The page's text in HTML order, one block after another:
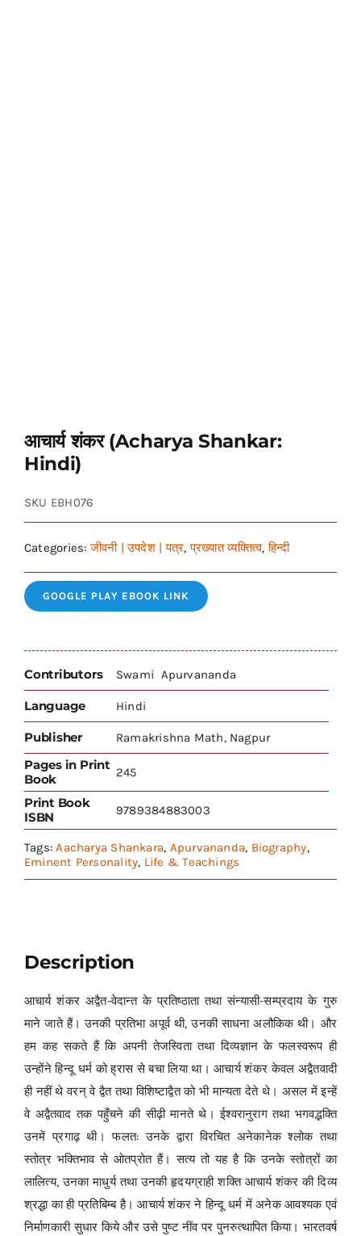
आचार्य शंकर (Acharya Shankar:
Hindi)
SKU EBH076
Categories:जीवनी | उपदेश | पत्र,प्रख्यात व्यक्तित्व,हिन्दी
GOOGLE PLAY EBOOK LINK
Contributors Swami Apurvananda
Language Hindi
Publisher Ramakrishna Math, Nagpur
Pages in Print
Book
245
Print Book
ISBN
9789384883003
Tags:Aacharya Shankara, Apurvananda, Biography,
Eminent Personality, Life & Teachings
Description
आचार्य शंकर अद्वैत-वेदान्त के प्रतिष्ठाता तथा संन्यासी-सम्प्रदाय के गुरु
माने जाते हैं। उनकी प्रतिभा अपूर्व थी, उनकी साधना अलौकिक थी। और
हम कह सकते हैं कि अपनी तेजस्विता तथा दिव्यज्ञान के फलस्वरूप ही
उन्होंने हिन्दू धर्म को ह्रास से बचा लिया था। आचार्य शंकर केवल अद्वैतवादी
ही नहीं थे वरन् वे द्वैत तथा विशिष्टाद्वैत को भी मान्यता देते थे। असल में इन्हें
वे अद्वैतवाद तक पहुँचने की सीढ़ी मानते थे। ईश्वरानुराग तथा भगवद्भक्ति
उनमें प्रगाढ़ थी। फलत: उनके द्वारा विरचित अनेकानेक श्लोक तथा
स्तोत्र भक्तिभाव से ओतप्रोत हैं। सत्य तो यह है कि उनके स्तोत्रों का
लालित्य, उनका माधुर्य तथा उनकी हृदयग्राही शक्ति आचार्य शंकर की दिव्य
श्रद्धा का ही प्रतिबिम्ब है। आचार्य शंकर ने हिन्दू धर्म में अनेक आवश्यक एवं
निर्माणकारी सुधार किये और उसे पुष्ट नींव पर पुनरुत्थापित किया। भारतवर्ष